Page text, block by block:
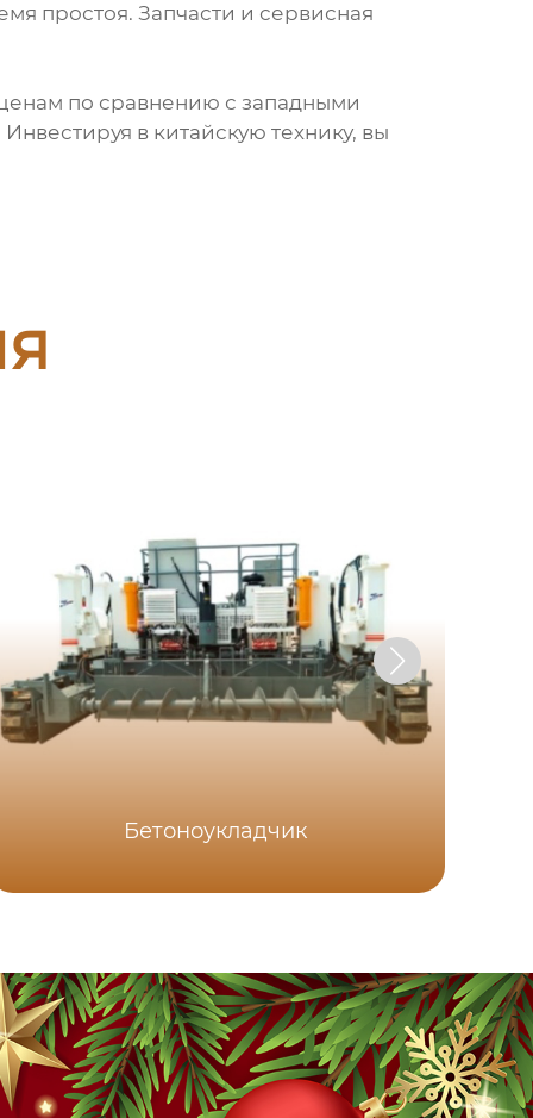
простоя. Запчасти и сервисная
по сравнению с западными
в китайскую технику, вы
Бетоноукладчик